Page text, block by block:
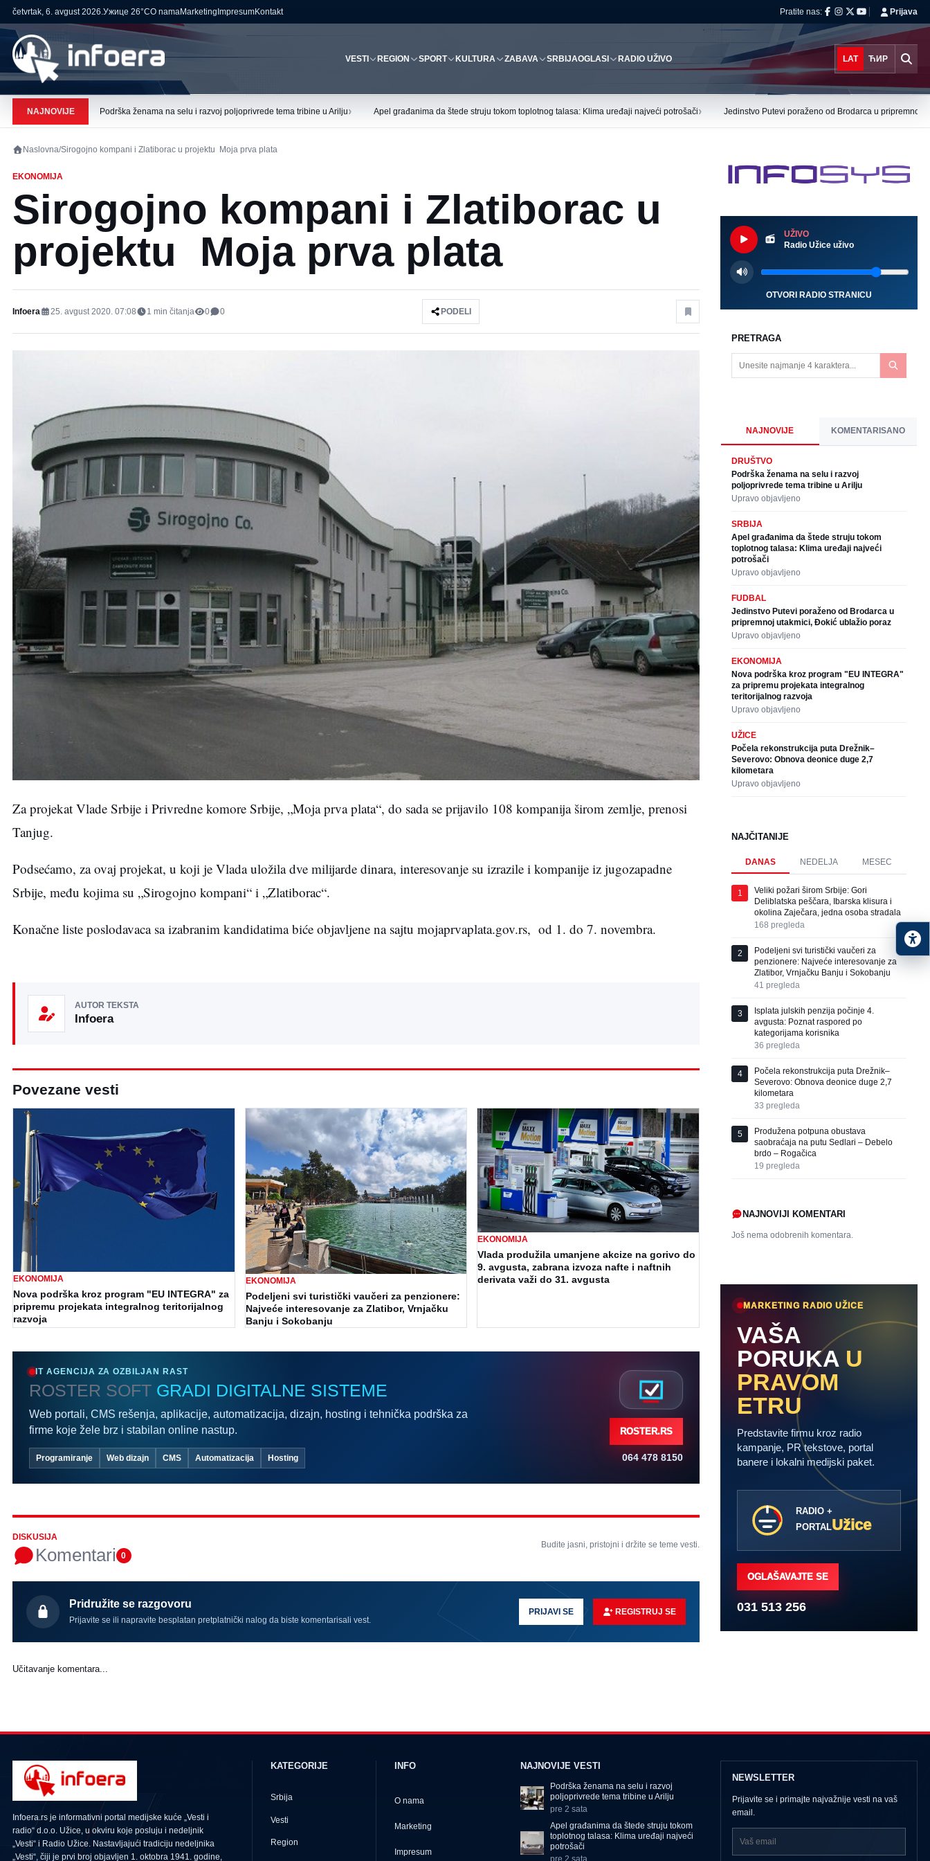
četvrtak, 6. avgust 2026.Ужице 26°CO namaMarketing ImpresumKontakt Pratite nas: Prijava
VESTI REGION SPORT KULTURA ZABAVA SRBIJAOGLASI RADIO UŽIVO LAT ЋИР
NAJNOVIJE Podrška ženama na selu i razvoj poljoprivrede tema tribine u Arilju› Apel građanima da štede struju tokom toplotnog talasa: Klima uređaji najveći potrošači› Jedinstvo Putevi poraženo od Brodarca u pripremnoj
Naslovna/Sirogojno kompani i Zlatiborac u projektu Moja prva plata
EKONOMIJA
Sirogojno kompani i Zlatiborac u
projektu Moja prva plata
Infoera 25. avgust 2020. 07:08 1 min čitanja 0 0 PODELI
Za projekat Vlade Srbije i Privredne komore Srbije, „Moja prva plata“, do sada se prijavilo 108 kompanija širom zemlje, prenosi
Tanjug.
Podsećamo, za ovaj projekat, u koji je Vlada uložila dve milijarde dinara, interesovanje su izrazile i kompanije iz jugozapadne
Srbije, među kojima su „Sirogojno kompani“ i „Zlatiborac“.
Konačne liste poslodavaca sa izabranim kandidatima biće objavljene na sajtu mojaprvaplata.gov.rs, od 1. do 7. novembra.
AUTOR TEKSTA
Infoera
Povezane vesti
EKONOMIJA
Nova podrška kroz program "EU INTEGRA" za
pripremu projekata integralnog teritorijalnog
razvoja
EKONOMIJA
Podeljeni svi turistički vaučeri za penzionere:
Najveće interesovanje za Zlatibor, Vrnjačku
Banju i Sokobanju
EKONOMIJA
Vlada produžila umanjene akcize na gorivo do
9. avgusta, zabrana izvoza nafte i naftnih
derivata važi do 31. avgusta
IT AGENCIJA ZA OZBILJAN RAST
ROSTER SOFT GRADI DIGITALNE SISTEME
Web portali, CMS rešenja, aplikacije, automatizacija, dizajn, hosting i tehnička podrška za
firme koje žele brz i stabilan online nastup.
Programiranje Web dizajn CMS Automatizacija Hosting
ROSTER.RS
064 478 8150
DISKUSIJA
Komentari 0
Budite jasni, pristojni i držite se teme vesti.
Pridružite se razgovoru
Prijavite se ili napravite besplatan pretplatnički nalog da biste komentarisali vest.
PRIJAVI SE REGISTRUJ SE
Učitavanje komentara...
UŽIVO
Radio Užice uživo
OTVORI RADIO STRANICU
PRETRAGA
NAJNOVIJE KOMENTARISANO
DRUŠTVO
Podrška ženama na selu i razvoj
poljoprivrede tema tribine u Arilju
Upravo objavljeno
SRBIJA
Apel građanima da štede struju tokom
toplotnog talasa: Klima uređaji najveći
potrošači
Upravo objavljeno
FUDBAL
Jedinstvo Putevi poraženo od Brodarca u
pripremnoj utakmici, Đokić ublažio poraz
Upravo objavljeno
EKONOMIJA
Nova podrška kroz program "EU INTEGRA"
za pripremu projekata integralnog
teritorijalnog razvoja
Upravo objavljeno
UŽICE
Počela rekonstrukcija puta Drežnik–
Severovo: Obnova deonice duge 2,7
kilometara
Upravo objavljeno
NAJČITANIJE
DANAS NEDELJA MESEC
1
Veliki požari širom Srbije: Gori
Deliblatska peščara, Ibarska klisura i
okolina Zaječara, jedna osoba stradala
168 pregleda
2
Podeljeni svi turistički vaučeri za
penzionere: Najveće interesovanje za
Zlatibor, Vrnjačku Banju i Sokobanju
41 pregleda
3
Isplata julskih penzija počinje 4.
avgusta: Poznat raspored po
kategorijama korisnika
36 pregleda
4
Počela rekonstrukcija puta Drežnik–
Severovo: Obnova deonice duge 2,7
kilometara
33 pregleda
5
Produžena potpuna obustava
saobraćaja na putu Sedlari – Debelo
brdo – Rogačica
19 pregleda
NAJNOVIJI KOMENTARI
Još nema odobrenih komentara.
MARKETING RADIO UŽICE
VAŠA
PORUKA U
PRAVOM
ETRU
Predstavite firmu kroz radio
kampanje, PR tekstove, portal
banere i lokalni medijski paket.
RADIO +
PORTALUžice
OGLAŠAVAJTE SE
031 513 256
Infoera.rs je informativni portal medijske kuće „Vesti i
radio“ d.o.o. Užice, u okviru koje posluju i nedeljnik
„Vesti“ i Radio Užice. Nastavljajući tradiciju nedeljnika
„Vesti“, čiji je prvi broj objavljen 1. oktobra 1941. godine,
KATEGORIJE
Srbija
Vesti
Region
INFO
O nama
Marketing
Impresum
NAJNOVIJE VESTI
Podrška ženama na selu i razvoj
poljoprivrede tema tribine u Arilju
pre 2 sata
Apel građanima da štede struju tokom
toplotnog talasa: Klima uređaji najveći
potrošači
NEWSLETTER
Prijavite se i primajte najvažnije vesti na vaš
email.